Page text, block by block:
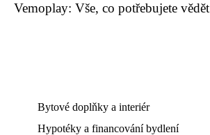
Vemoplay: Vše, co potřebujete vědět
Bytové doplňky a interiér
Hypotéky a financování bydlení